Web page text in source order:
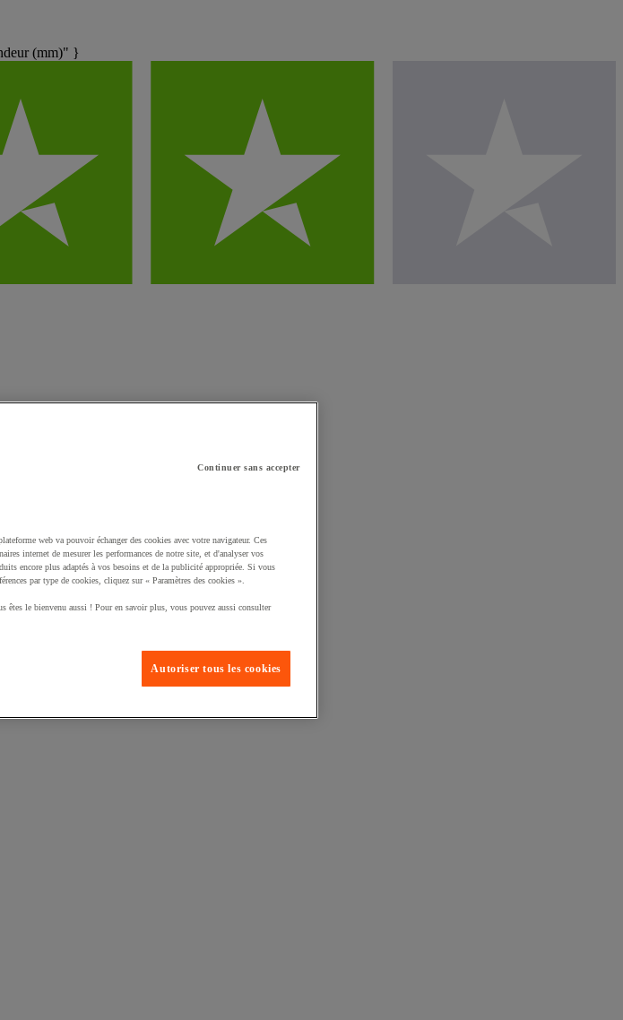
(mm)" }
:
Continuer sans accepter
web va pouvoir échanger des cookies avec votre navigateur. Ces
internet de mesurer les performances de notre site, et d'analyser vos
encore plus adaptés à vos besoins et de la publicité appropriée. Si vous
par type de cookies, cliquez sur « Paramètres des cookies ».
êtes le bienvenu aussi ! Pour en savoir plus, vous pouvez aussi consulter
Autoriser tous les cookies